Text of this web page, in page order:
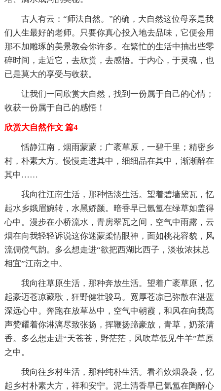
古人有云：“师法自然。”的确，大自然这位母亲是我
们人生最好的老师。只要你真心投入地去品味，它便会用
那不加雕琢的美景教会你许多。在繁忙的生活中抽出些零
碎时间，走近它，去欣赏，去感悟。于内心，于灵魂，也
已是莫大的享受与收获。
让我们一同欣赏大自然，找到一份属于自己的心情；
收获一份属于自己的感悟！
欣赏大自然作文 篇4
恬静江南，烟雨蒙蒙；广袤草原，一碧千里；精密乡
村，朴素大方。慢慢走进其中，细细品在其中，渐渐醉在
其中……
我向往江南生活，那种恬淡生活。望着碧墙黛瓦，忆
起水乡娥眉婉转，水黑娇颜。暗香早已氤氲在绿草如盖得
心中。漫步在小桥流水，青房翠瓦之间，空气中雨露，云
烟在向我轻轻诉说这你迷蒙柔情眼神，面如桃花容貌，风
流倜傥气韵。多么想走进“欲把西湖比西子，淡妆浓抹总
相宜”江南之中。
我向往草原生活，那种奔放生活。望着广袤草原，忆
起豪迈苍凉藏歌，狂野健壮骏马。宽厚苍凉已弥散在湛蓝
深远心中。奔跑在放草丛中，空气中朝霞，和风在向我高
声赞耀着你淋漓尽致张扬，挥鞭扬蹄豪放，青草，奶茶清
香。多么想走进“天苍苍，野茫茫，风吹草低见牛羊”草原
之中。
我向往乡村生活，那种纯朴生活。看着炊烟袅袅，忆
起乡村朴素大方，祥和安宁。泥土清香早已氤氲在陶醉心